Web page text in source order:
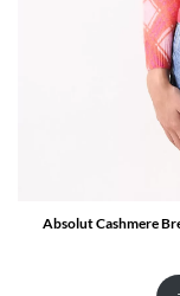
Absolut Cashmere